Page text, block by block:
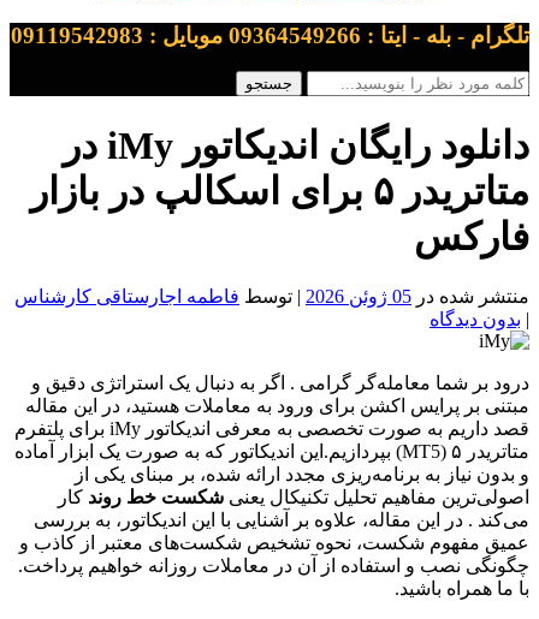
تلگرام - بله - ایتا : 09364549266 موبایل : 09119542983
دانلود رایگان اندیکاتور iMy در
متاتریدر ۵ برای اسکالپ در بازار
فارکس
منتشر شده در 05 ژوئن 2026 | توسط فاطمه اجارستاقی کارشناس
| بدون دیدگاه
درود بر شما معامله‌گر گرامی . اگر به دنبال یک استراتژی دقیق و
مبتنی بر پرایس اکشن برای ورود به معاملات هستید، در این مقاله
قصد داریم به صورت تخصصی به معرفی اندیکاتور iMy برای پلتفرم
متاتریدر ۵ (MT5) بپردازیم.این اندیکاتور که به صورت یک ابزار آماده
و بدون نیاز به برنامه‌ریزی مجدد ارائه شده، بر مبنای یکی از
اصولی‌ترین مفاهیم تحلیل تکنیکال یعنی شکست خط روند کار
می‌کند . در این مقاله، علاوه بر آشنایی با این اندیکاتور، به بررسی
عمیق مفهوم شکست، نحوه تشخیص شکست‌های معتبر از کاذب و
چگونگی نصب و استفاده از آن در معاملات روزانه خواهیم پرداخت.
با ما همراه باشید.